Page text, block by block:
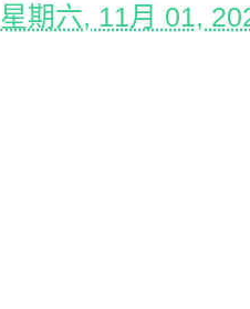
星期六, 11月 01,